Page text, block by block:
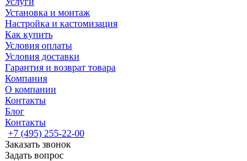
Установка и монтаж
Настройка и кастомизация
Как купить
Условия оплаты
Условия доставки
Гарантия и возврат товара
Компания
О компании
Контакты
Блог
Контакты
+7 (495) 255-22-00
Заказать звонок
Задать вопрос